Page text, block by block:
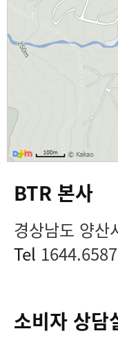
BTR 본사
경상남도 양산
Tel 1644.6587
소비자 상담